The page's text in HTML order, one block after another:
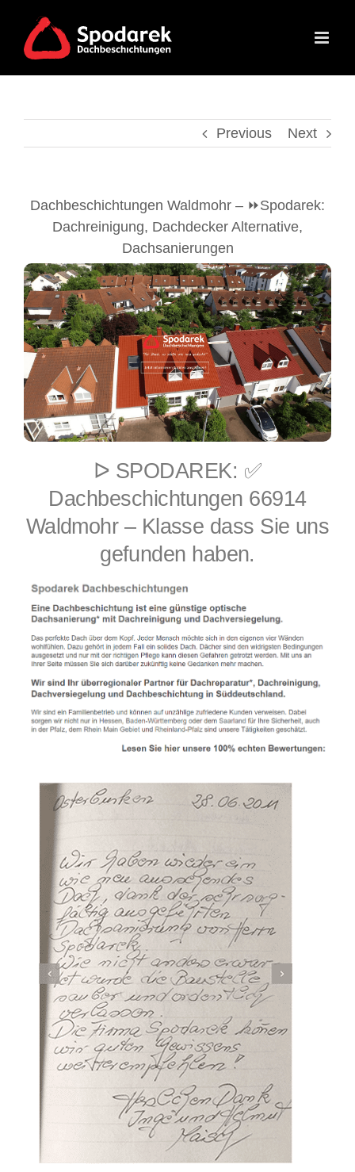
content
Previous Next
Dachbeschichtungen Waldmohr – ⏩Spodarek:
Dachreinigung, Dachdecker Alternative,
Dachsanierungen
ᐅ SPODAREK: ✅
Dachbeschichtungen 66914
Waldmohr – Klasse dass Sie uns
gefunden haben.